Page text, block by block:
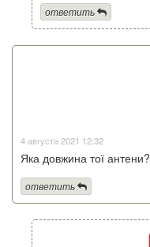
ответить
4 августа 2021 12:32
Яка довжина тої антени?
ответить